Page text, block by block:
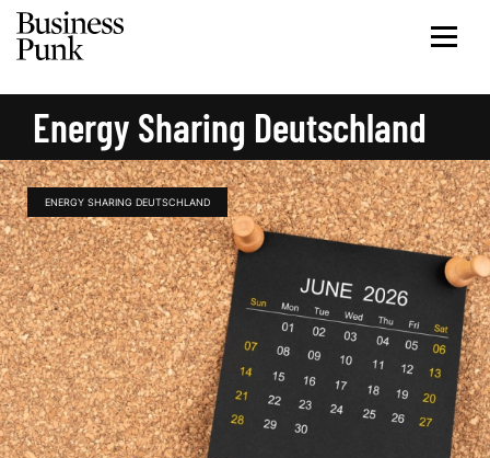
Energy Sharing Deutschland
ENERGY SHARING DEUTSCHLAND